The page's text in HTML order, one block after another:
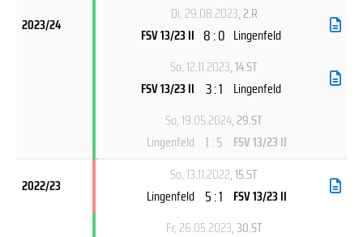
2023/24
Di, 29.08.2023, 2.R
FSV 13/23 II 8 : 0 Lingenfeld
So, 12.11.2023, 14.ST
FSV 13/23 II 3 : 1 Lingenfeld
So, 19.05.2024, 29.ST
Lingenfeld 1 : 5 FSV 13/23 II
2022/23
So, 13.11.2022, 15.ST
Lingenfeld 5 : 1 FSV 13/23 II
Fr, 26.05.2023, 30.ST